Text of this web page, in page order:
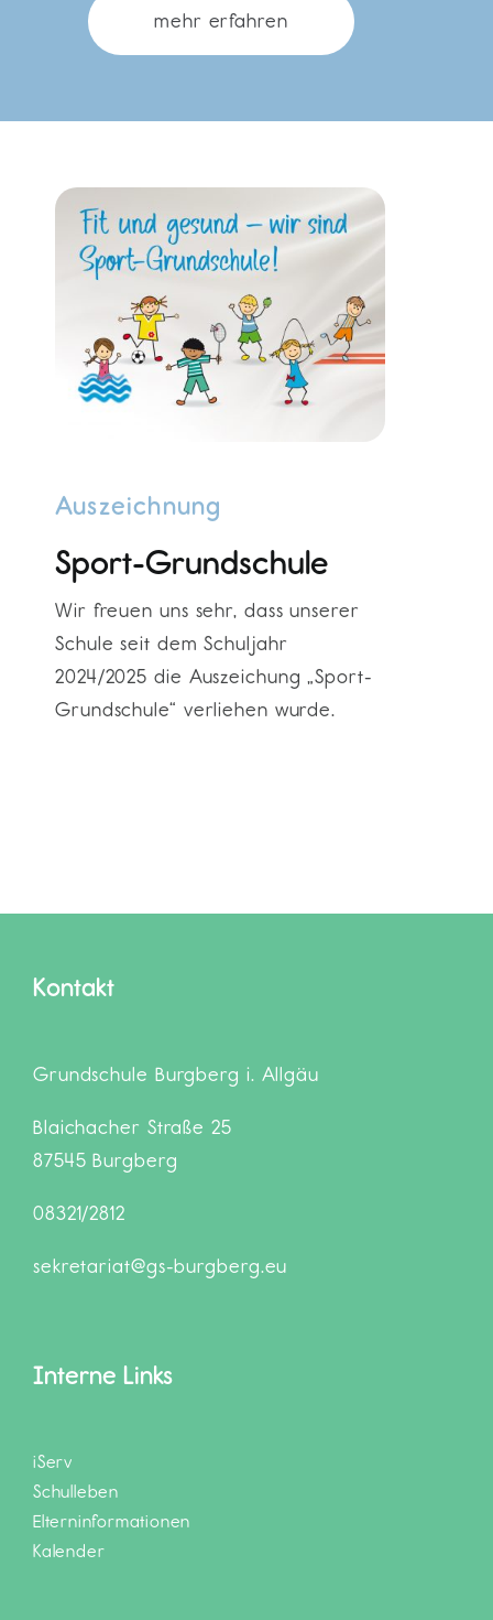
mehr erfahren
Auszeichnung
Sport-Grundschule
Wir freuen uns sehr, dass unserer
Schule seit dem Schuljahr
2024/2025 die Auszeichung „Sport-
Grundschule“ verliehen wurde.
Kontakt
Grundschule Burgberg i. Allgäu
Blaichacher Straße 25
87545 Burgberg
08321/2812
sekretariat@gs-burgberg.eu
Interne Links
iServ
Schulleben
Elterninformationen
Kalender